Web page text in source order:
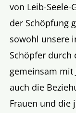
von Leib-
der Schöpfung
sowohl unsere
Schöpfer durch
gemeinsam mit
auch die
Frauen und die